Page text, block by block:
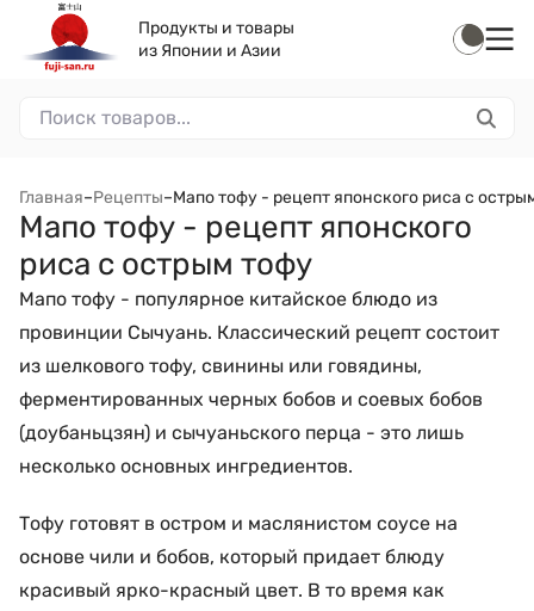
Продукты и товары
из Японии и Азии
Главная–Рецепты–Мапо тофу - рецепт японского риса с
Мапо тофу - рецепт японского
риса с острым тофу
Мапо тофу - популярное китайское блюдо из
провинции Сычуань. Классический рецепт состоит
из шелкового тофу, свинины или говядины,
ферментированных черных бобов и соевых бобов
(доубаньцзян) и сычуаньского перца - это лишь
несколько основных ингредиентов.
Тофу готовят в остром и маслянистом соусе на
основе чили и бобов, который придает блюду
красивый ярко-красный цвет. В то время как